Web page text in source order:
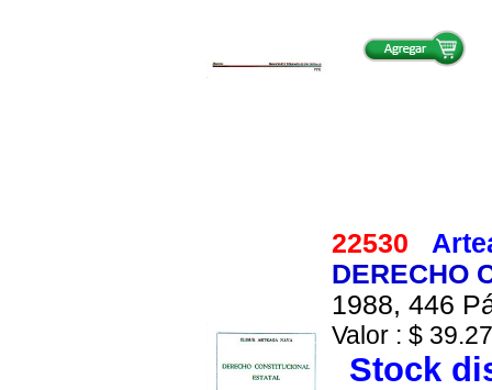
22530
DERECHO
1988, 446
Valor : $
Stock